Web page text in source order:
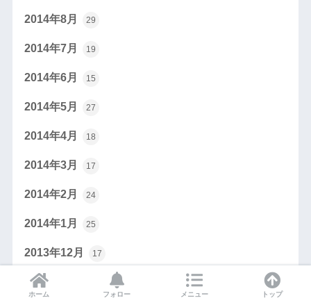
2014年8月 29
2014年7月 19
2014年6月 15
2014年5月 27
2014年4月 18
2014年3月 17
2014年2月 24
2014年1月 25
2013年12月 17
2013年11月
ホーム フォロー メニュー トップ